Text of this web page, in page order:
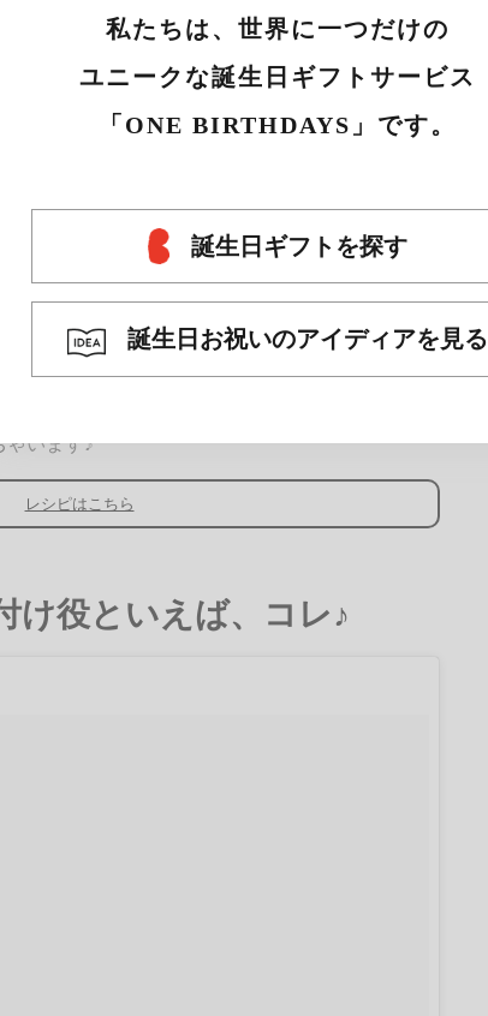
私たちは、世界に一つだけの
ユニークな誕生日ギフトサービス
「ONE BIRTHDAYS」です。
誕生日ギフトを探す
誕生日お祝いのアイディアを見る
ッタ
に。ソテーした材料に缶詰を混ぜるだけのワン
す。忙しい30代女性の強い味方です。
ェデリーニ
パスタ。 具材に缶詰を使うと材料を冷ます手間
ゃいます♪
レシピはこちら
け役といえば、コレ♪